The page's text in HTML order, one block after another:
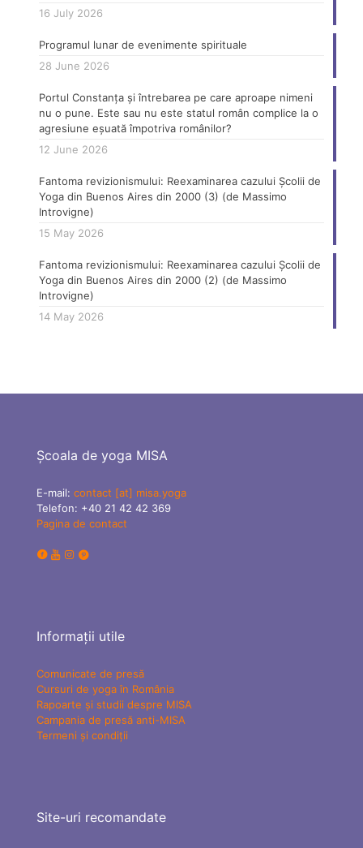
16 July 2026
Programul lunar de evenimente spirituale
28 June 2026
Portul Constanța și întrebarea pe care aproape nimeni
nu o pune. Este sau nu este statul român complice la o
agresiune eșuată împotriva românilor?
12 June 2026
Fantoma revizionismului: Reexaminarea cazului Școlii de
Yoga din Buenos Aires din 2000 (3) (de Massimo
Introvigne)
15 May 2026
Fantoma revizionismului: Reexaminarea cazului Școlii de
Yoga din Buenos Aires din 2000 (2) (de Massimo
Introvigne)
14 May 2026
Școala de yoga MISA
E-mail: contact [at] misa.yoga
Telefon: +40 21 42 42 369
Pagina de contact
Informații utile
Comunicate de presă
Cursuri de yoga în România
Rapoarte și studii despre MISA
Campania de presă anti-MISA
Termeni și condiții
Site-uri recomandate